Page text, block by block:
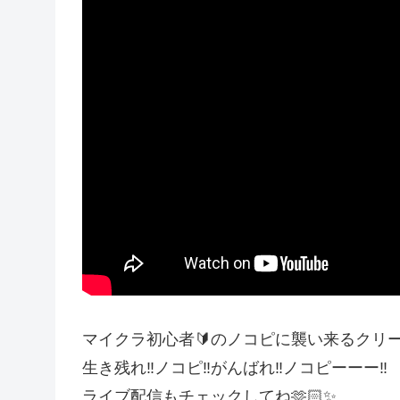
マイクラ初心者🔰のノコピに襲い来るクリ
生き残れ‼️ノコピ‼️がんばれ‼️ノコピーーー‼️
ライブ配信もチェックしてね🫶🏻✨